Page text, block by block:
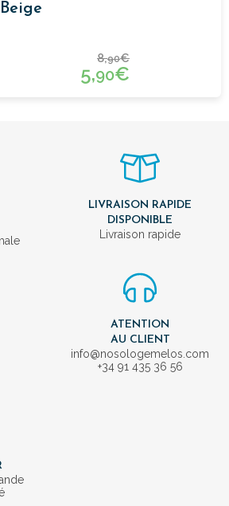
8,90€
5,90€
LIVRAISON RAPIDE
DISPONIBLE
Livraison rapide
ATENTION
AU CLIENT
info@nosologemelos.com
+34 91 435 36 56